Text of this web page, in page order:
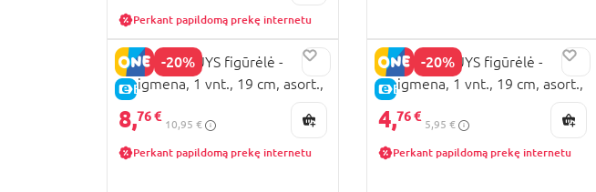
Perkant papildomą prekę internetu
-20%
E-KAINA
STUMBLE GUYS figūrėlė -
staigmena, 1 vnt., 19 cm, asort.,
SG9210
8,76 €
10,95 €
Perkant papildomą prekę internetu
-20%
E-KAINA
STUMBLE GUYS figūrėlė -
staigmena, 1 vnt., 19 cm, asort.,
SG2309M
4,76 €
5,95 €
Perkant papildomą prekę internetu